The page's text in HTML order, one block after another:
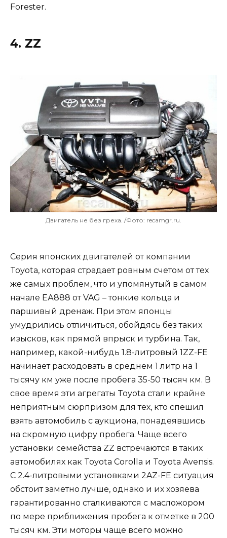
Forester.
4. ZZ
Двигатель не без греха. /Фото: recamgr.ru.
Серия японских двигателей от компании
Toyota, которая страдает ровным счетом от тех
же самых проблем, что и упомянутый в самом
начале ЕА888 от VAG – тонкие кольца и
паршивый дренаж. При этом японцы
умудрились отличиться, обойдясь без таких
изысков, как прямой впрыск и турбина. Так,
например, какой-нибудь 1.8-литровый 1ZZ-FE
начинает расходовать в среднем 1 литр на 1
тысячу км уже после пробега 35-50 тысяч км. В
свое время эти агрегаты Toyota стали крайне
неприятным сюрпризом для тех, кто спешил
взять автомобиль с аукциона, понадеявшись
на скромную цифру пробега. Чаще всего
установки семейства ZZ встречаются в таких
автомобилях как Toyota Corolla и Toyota Avensis.
С 2.4-литровыми установками 2AZ-FE ситуация
обстоит заметно лучше, однако и их хозяева
гарантированно сталкиваются с масложором
по мере приближения пробега к отметке в 200
тысяч км. Эти моторы чаще всего можно